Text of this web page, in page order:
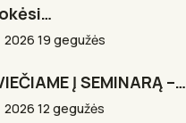
2026 19 gegužės
Į SEMINARĄ –…
2026 12 gegužės